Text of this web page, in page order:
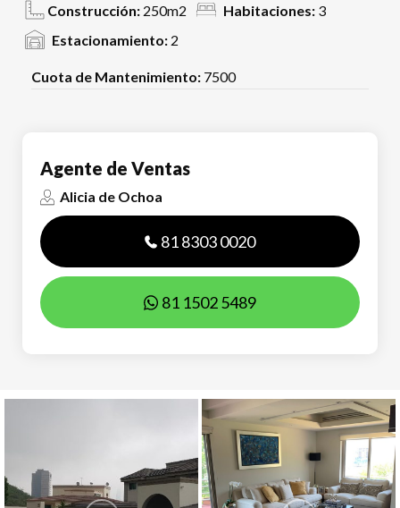
Construcción: 250m2 Habitaciones: 3
Estacionamiento: 2
Cuota de Mantenimiento: 7500
Agente de Ventas
Alicia de Ochoa
81 8303 0020
81 1502 5489